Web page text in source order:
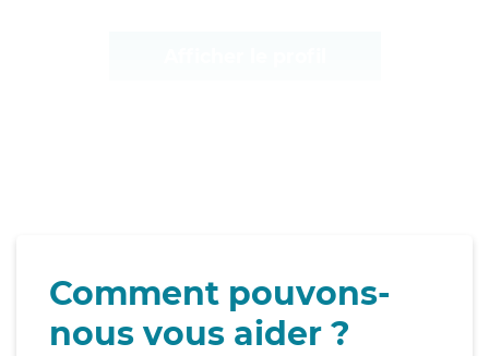
Comment pouvons-
nous vous aider ?